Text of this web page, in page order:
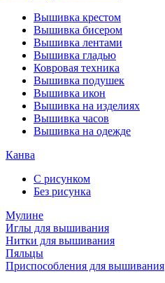
Вышивка крестом
Вышивка бисером
Вышивка лентами
Вышивка гладью
Ковровая техника
Вышивка подушек
Вышивка икон
Вышивка на изделиях
Вышивка часов
Вышивка на одежде
Канва
С рисунком
Без рисунка
Мулине
Иглы для вышивания
Нитки для вышивания
Пяльцы
Приспособления для вышивания